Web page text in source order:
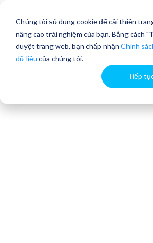
Chúng tôi sử dụng cookie để cải thiện
nâng cao trải nghiệm của bạn. Bằng cách "
duyệt trang web, bạn chấp nhận Chính
dữ liệu của chúng tôi.
Tiếp